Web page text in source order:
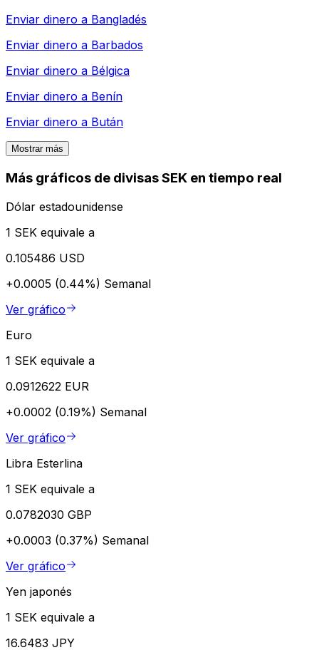
Enviar dinero a Bangladés
Enviar dinero a Barbados
Enviar dinero a Bélgica
Enviar dinero a Benín
Enviar dinero a Bután
Mostrar más
Más gráficos de divisas SEK en tiempo real
Dólar estadounidense
1 SEK equivale a
0.105486 USD
+0.0005 (0.44%) Semanal
Ver gráfico
Euro
1 SEK equivale a
0.0912622 EUR
+0.0002 (0.19%) Semanal
Ver gráfico
Libra Esterlina
1 SEK equivale a
0.0782030 GBP
+0.0003 (0.37%) Semanal
Ver gráfico
Yen japonés
1 SEK equivale a
16.6483 JPY